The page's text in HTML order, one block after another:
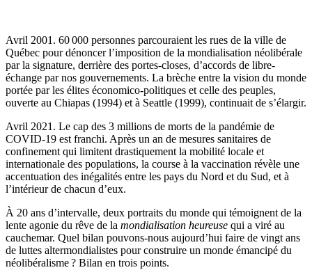
Avril 2001. 60 000 personnes parcouraient les rues de la ville de
Québec pour dénoncer l’imposition de la mondialisation néolibérale
par la signature, derrière des portes-closes, d’accords de libre-
échange par nos gouvernements. La brèche entre la vision du monde
portée par les élites économico-politiques et celle des peuples,
ouverte au Chiapas (1994) et à Seattle (1999), continuait de s’élargir.
Avril 2021. Le cap des 3 millions de morts de la pandémie de
COVID-19 est franchi. Après un an de mesures sanitaires de
confinement qui limitent drastiquement la mobilité locale et
internationale des populations, la course à la vaccination révèle une
accentuation des inégalités entre les pays du Nord et du Sud, et à
l’intérieur de chacun d’eux.
À 20 ans d’intervalle, deux portraits du monde qui témoignent de la
lente agonie du rêve de la mondialisation heureuse qui a viré au
cauchemar. Quel bilan pouvons-nous aujourd’hui faire de vingt ans
de luttes altermondialistes pour construire un monde émancipé du
néolibéralisme ? Bilan en trois points.